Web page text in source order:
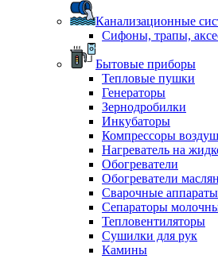
Канализационные
Сифоны, трапы,
Бытовые приборы
Тепловые пушки
Генераторы
Зернодробилки
Инкубаторы
Компрессоры
Нагреватель на
Обогреватели
Обогреватели
Сварочные аппараты
Сепараторы
Тепловентиляторы
Сушилки для рук
Камины